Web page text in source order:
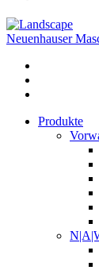
Neuenhauser
Produkte